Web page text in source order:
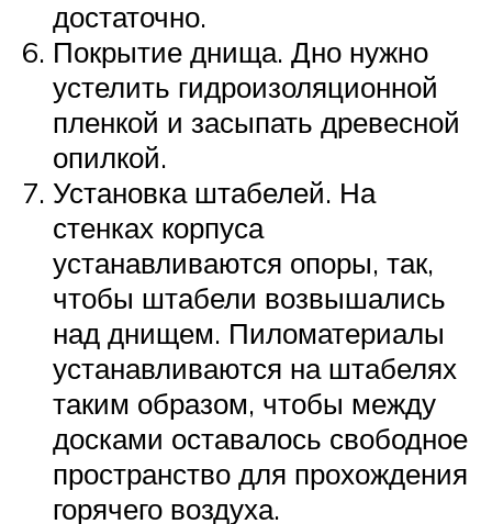
достаточно.
Покрытие днища. Дно нужно
устелить гидроизоляционной
пленкой и засыпать древесной
опилкой.
Установка штабелей. На
стенках корпуса
устанавливаются опоры, так,
чтобы штабели возвышались
над днищем. Пиломатериалы
устанавливаются на штабелях
таким образом, чтобы между
досками оставалось свободное
пространство для прохождения
горячего воздуха.